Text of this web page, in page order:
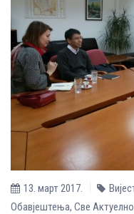
13. март 2017.
Обавјештења, Све